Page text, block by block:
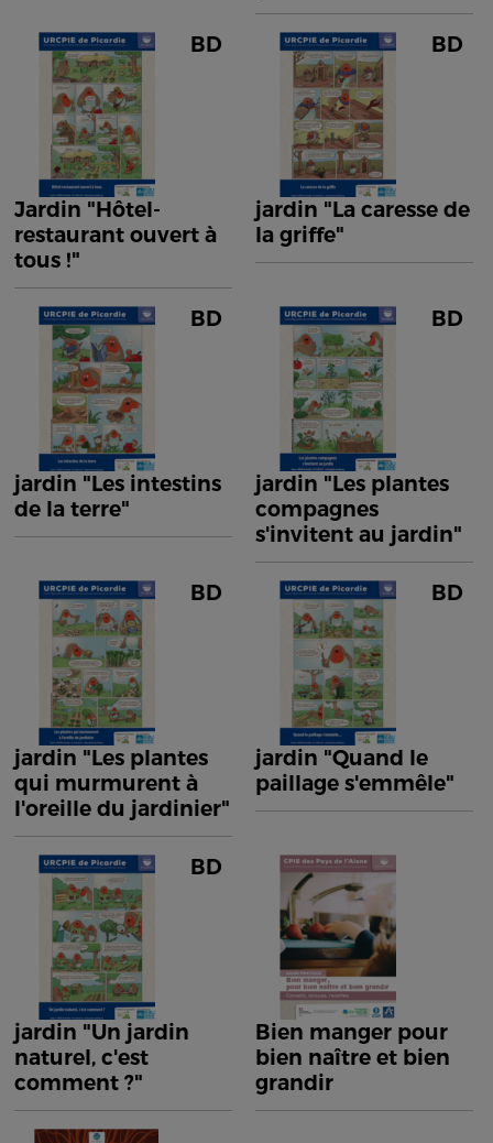
BD
Jardin "Hôtel-
restaurant ouvert à
tous !"
BD
jardin "La caresse de
la griffe"
BD
jardin "Les intestins
de la terre"
BD
jardin "Les plantes
compagnes
s'invitent au jardin"
BD
jardin "Les plantes
qui murmurent à
l'oreille du jardinier"
BD
jardin "Quand le
paillage s'emmêle"
BD
jardin "Un jardin
naturel, c'est
comment ?"
Bien manger pour
bien naître et bien
grandir